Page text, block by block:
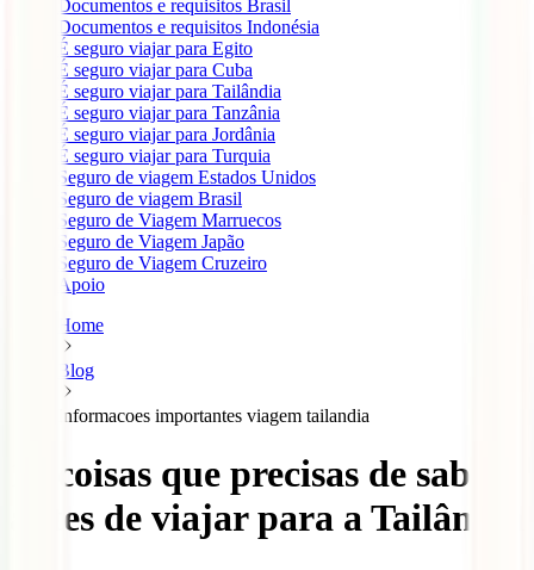
Documentos e requisitos Brasil
Documentos e requisitos Indonésia
É seguro viajar para Egito
É seguro viajar para Cuba
É seguro viajar para Tailândia
É seguro viajar para Tanzânia
É seguro viajar para Jordânia
É seguro viajar para Turquia
Seguro de viagem Estados Unidos
Seguro de viagem Brasil
Seguro de Viagem Marruecos
Seguro de Viagem Japão
Seguro de Viagem Cruzeiro
Apoio
Home
Blog
Informacoes importantes viagem tailandia
10 coisas que precisas de saber
antes de viajar para a Tailândia